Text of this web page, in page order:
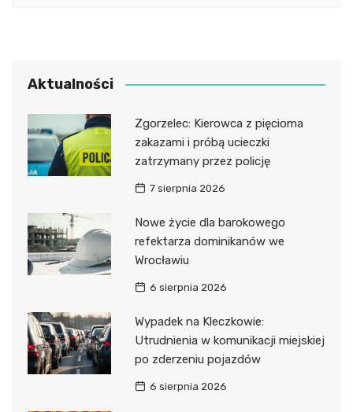
Aktualności
Zgorzelec: Kierowca z pięcioma
zakazami i próbą ucieczki
zatrzymany przez policję
7 sierpnia 2026
Nowe życie dla barokowego
refektarza dominikanów we
Wrocławiu
6 sierpnia 2026
Wypadek na Kleczkowie:
Utrudnienia w komunikacji miejskiej
po zderzeniu pojazdów
6 sierpnia 2026